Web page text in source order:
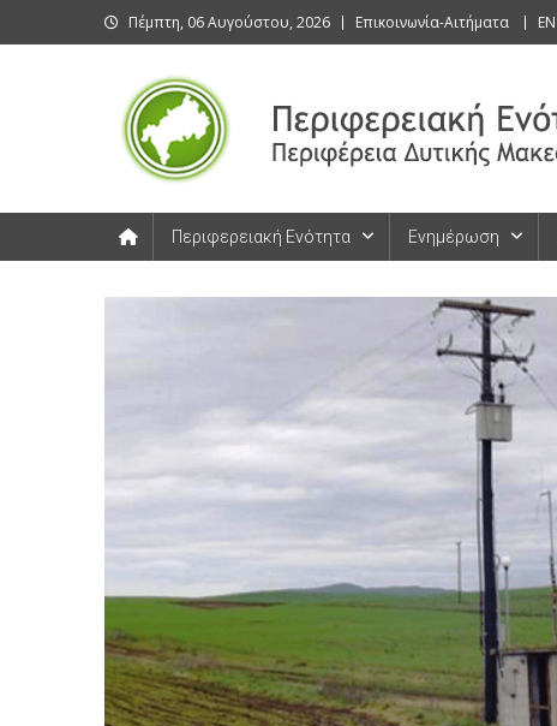
to
Πέμπτη, 06 Αυγούστου, 2026 Επικοινωνία-Αιτήματα EN
Περιφερειακή Ενότητα Ενημέρωση